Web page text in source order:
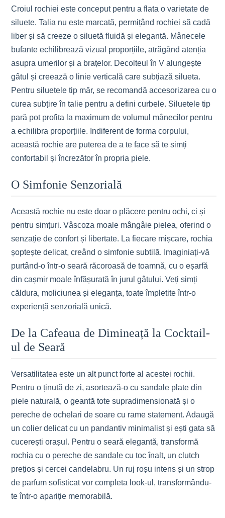
Croiul rochiei este conceput pentru a flata o varietate de
siluete. Talia nu este marcată, permițând rochiei să cadă
liber și să creeze o siluetă fluidă și elegantă. Mânecele
bufante echilibrează vizual proporțiile, atrăgând atenția
asupra umerilor și a brațelor. Decolteul în V alungește
gâtul și creează o linie verticală care subțiază silueta.
Pentru siluetele tip măr, se recomandă accesorizarea cu o
curea subțire în talie pentru a defini curbele. Siluetele tip
pară pot profita la maximum de volumul mânecilor pentru
a echilibra proporțiile. Indiferent de forma corpului,
această rochie are puterea de a te face să te simți
confortabil și încrezător în propria piele.
O Simfonie Senzorială
Această rochie nu este doar o plăcere pentru ochi, ci și
pentru simțuri. Vâscoza moale mângâie pielea, oferind o
senzație de confort și libertate. La fiecare mișcare, rochia
șoptește delicat, creând o simfonie subtilă. Imaginiați-vă
purtând-o într-o seară răcoroasă de toamnă, cu o eșarfă
din cașmir moale înfășurată în jurul gâtului. Veți simți
căldura, moliciunea și eleganța, toate împletite într-o
experiență senzorială unică.
De la Cafeaua de Dimineață la Cocktail-
ul de Seară
Versatilitatea este un alt punct forte al acestei rochii.
Pentru o ținută de zi, asortează-o cu sandale plate din
piele naturală, o geantă tote supradimensionată și o
pereche de ochelari de soare cu rame statement. Adaugă
un colier delicat cu un pandantiv minimalist și ești gata să
cucerești orașul. Pentru o seară elegantă, transformă
rochia cu o pereche de sandale cu toc înalt, un clutch
prețios și cercei candelabru. Un ruj roșu intens și un strop
de parfum sofisticat vor completa look-ul, transformându-
te într-o apariție memorabilă.